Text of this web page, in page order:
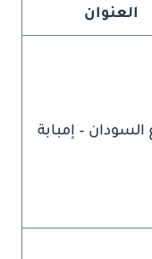
العنوان
– إمبابة